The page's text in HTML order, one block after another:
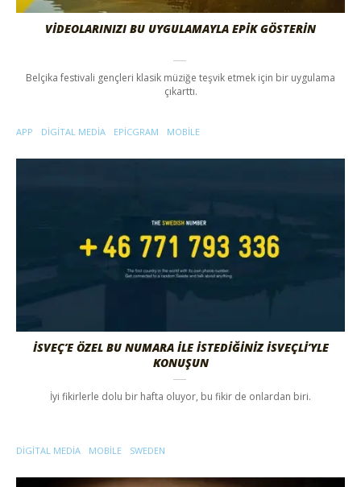
VİDEOLARINIZI BU UYGULAMAYLA EPİK GÖSTERİN
Belçika festivali gençleri klasik müziğe teşvik etmek için bir uygulama
çıkarttı.
APP DIGITAL MEDIA EPICGRAM MOBILE
İSVEÇ’E ÖZEL BU NUMARA İLE İSTEDİĞİNİZ İSVEÇLİ’YLE
KONUŞUN
İyi fikirlerle dolu bir hafta oluyor, bu fikir de onlardan biri.
DIGITAL MEDIA MOBILE SWEDEN